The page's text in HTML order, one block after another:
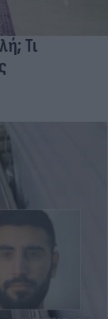
Τι